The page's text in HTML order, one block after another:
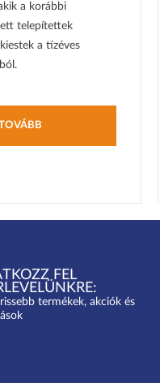
a korábbi
telepítettek
a tízéves
TOVÁBB
FEL
termékek, akciók és